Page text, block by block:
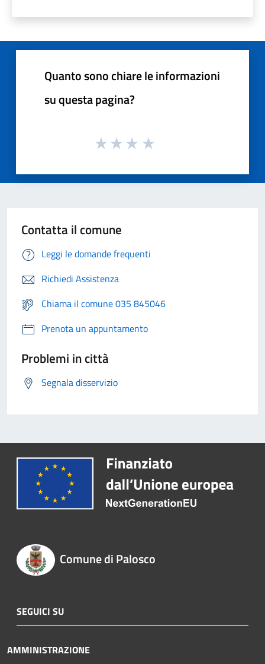
Quanto sono chiare le informazioni
su questa pagina?
Contatta il comune
Leggi le domande frequenti
Richiedi Assistenza
Chiama il comune 035 845046
Prenota un appuntamento
Problemi in città
Segnala disservizio
Comune di Palosco
SEGUICI SU
AMMINISTRAZIONE